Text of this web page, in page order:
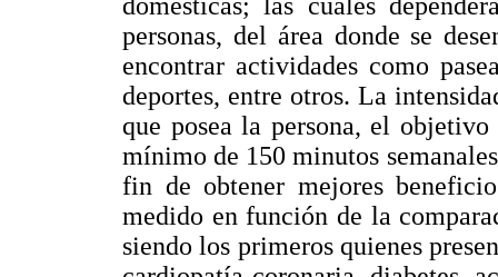
personas, del área donde se
encontrar actividades como
deportes, entre otros. La
que posea la persona, el
mínimo de 150 minutos
fin de obtener mejores
medido en función de la
siendo los primeros quienes